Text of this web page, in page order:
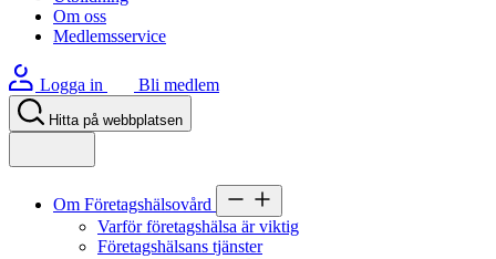
Om oss
Medlemsservice
Logga in Bli medlem
Hitta på webbplatsen
Om Företagshälsovård
Varför företagshälsa är viktig
Företagshälsans tjänster